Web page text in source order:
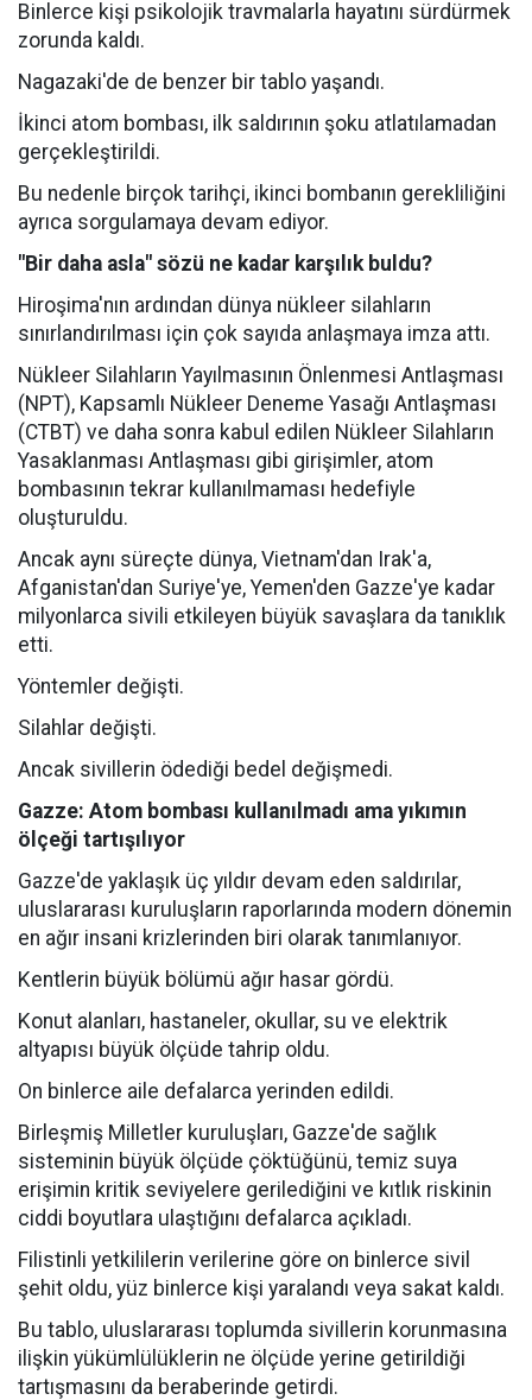
Binlerce kişi psikolojik travmalarla hayatını sürdürmek
zorunda kaldı.
Nagazaki'de de benzer bir tablo yaşandı.
İkinci atom bombası, ilk saldırının şoku atlatılamadan
gerçekleştirildi.
Bu nedenle birçok tarihçi, ikinci bombanın gerekliliğini
ayrıca sorgulamaya devam ediyor.
"Bir daha asla" sözü ne kadar karşılık buldu?
Hiroşima'nın ardından dünya nükleer silahların
sınırlandırılması için çok sayıda anlaşmaya imza attı.
Nükleer Silahların Yayılmasının Önlenmesi Antlaşması
(NPT), Kapsamlı Nükleer Deneme Yasağı Antlaşması
(CTBT) ve daha sonra kabul edilen Nükleer Silahların
Yasaklanması Antlaşması gibi girişimler, atom
bombasının tekrar kullanılmaması hedefiyle
oluşturuldu.
Ancak aynı süreçte dünya, Vietnam'dan Irak'a,
Afganistan'dan Suriye'ye, Yemen'den Gazze'ye kadar
milyonlarca sivili etkileyen büyük savaşlara da tanıklık
etti.
Yöntemler değişti.
Silahlar değişti.
Ancak sivillerin ödediği bedel değişmedi.
Gazze: Atom bombası kullanılmadı ama yıkımın
ölçeği tartışılıyor
Gazze'de yaklaşık üç yıldır devam eden saldırılar,
uluslararası kuruluşların raporlarında modern dönemin
en ağır insani krizlerinden biri olarak tanımlanıyor.
Kentlerin büyük bölümü ağır hasar gördü.
Konut alanları, hastaneler, okullar, su ve elektrik
altyapısı büyük ölçüde tahrip oldu.
On binlerce aile defalarca yerinden edildi.
Birleşmiş Milletler kuruluşları, Gazze'de sağlık
sisteminin büyük ölçüde çöktüğünü, temiz suya
erişimin kritik seviyelere gerilediğini ve kıtlık riskinin
ciddi boyutlara ulaştığını defalarca açıkladı.
Filistinli yetkililerin verilerine göre on binlerce sivil
şehit oldu, yüz binlerce kişi yaralandı veya sakat kaldı.
Bu tablo, uluslararası toplumda sivillerin korunmasına
ilişkin yükümlülüklerin ne ölçüde yerine getirildiği
tartışmasını da beraberinde getirdi.